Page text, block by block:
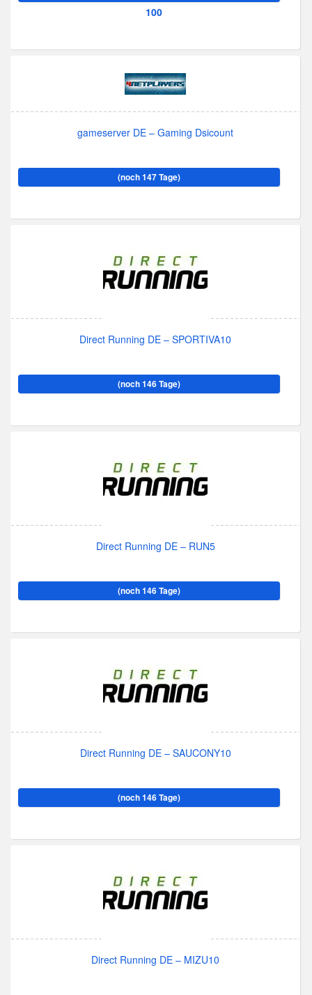
100
gameserver DE – Gaming Dsicount
(noch 147 Tage)
Direct Running DE – SPORTIVA10
(noch 146 Tage)
Direct Running DE – RUN5
(noch 146 Tage)
Direct Running DE – SAUCONY10
(noch 146 Tage)
Direct Running DE – MIZU10